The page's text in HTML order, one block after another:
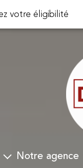
votre éligibilité
notre agence